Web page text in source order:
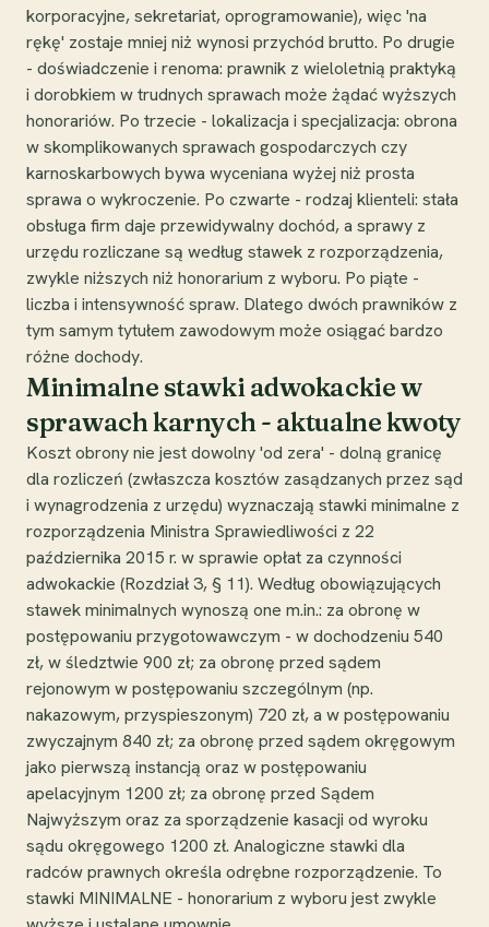
korporacyjne, sekretariat, oprogramowanie), więc 'na
rękę' zostaje mniej niż wynosi przychód brutto. Po drugie
- doświadczenie i renoma: prawnik z wieloletnią praktyką
i dorobkiem w trudnych sprawach może żądać wyższych
honorariów. Po trzecie - lokalizacja i specjalizacja: obrona
w skomplikowanych sprawach gospodarczych czy
karnoskarbowych bywa wyceniana wyżej niż prosta
sprawa o wykroczenie. Po czwarte - rodzaj klienteli: stała
obsługa firm daje przewidywalny dochód, a sprawy z
urzędu rozliczane są według stawek z rozporządzenia,
zwykle niższych niż honorarium z wyboru. Po piąte -
liczba i intensywność spraw. Dlatego dwóch prawników z
tym samym tytułem zawodowym może osiągać bardzo
różne dochody.
Minimalne stawki adwokackie w
sprawach karnych - aktualne kwoty
Koszt obrony nie jest dowolny 'od zera' - dolną granicę
dla rozliczeń (zwłaszcza kosztów zasądzanych przez sąd
i wynagrodzenia z urzędu) wyznaczają stawki minimalne z
rozporządzenia Ministra Sprawiedliwości z 22
października 2015 r. w sprawie opłat za czynności
adwokackie (Rozdział 3, § 11). Według obowiązujących
stawek minimalnych wynoszą one m.in.: za obronę w
postępowaniu przygotowawczym - w dochodzeniu 540
zł, w śledztwie 900 zł; za obronę przed sądem
rejonowym w postępowaniu szczególnym (np.
nakazowym, przyspieszonym) 720 zł, a w postępowaniu
zwyczajnym 840 zł; za obronę przed sądem okręgowym
jako pierwszą instancją oraz w postępowaniu
apelacyjnym 1200 zł; za obronę przed Sądem
Najwyższym oraz za sporządzenie kasacji od wyroku
sądu okręgowego 1200 zł. Analogiczne stawki dla
radców prawnych określa odrębne rozporządzenie. To
stawki MINIMALNE - honorarium z wyboru jest zwykle